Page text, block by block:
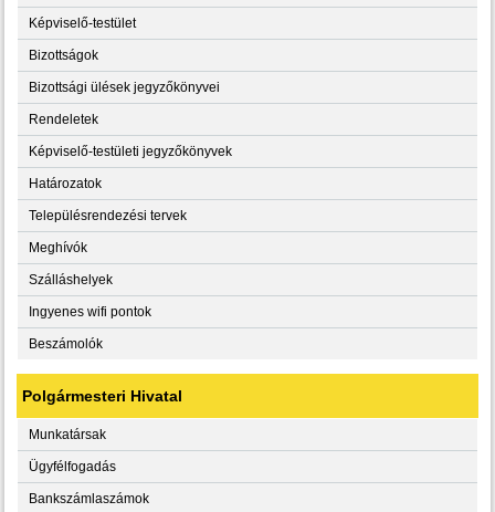
Képviselő-testület
Bizottságok
Bizottsági ülések jegyzőkönyvei
Rendeletek
Képviselő-testületi jegyzőkönyvek
Határozatok
Településrendezési tervek
Meghívók
Szálláshelyek
Ingyenes wifi pontok
Beszámolók
Polgármesteri Hivatal
Munkatársak
Ügyfélfogadás
Bankszámlaszámok